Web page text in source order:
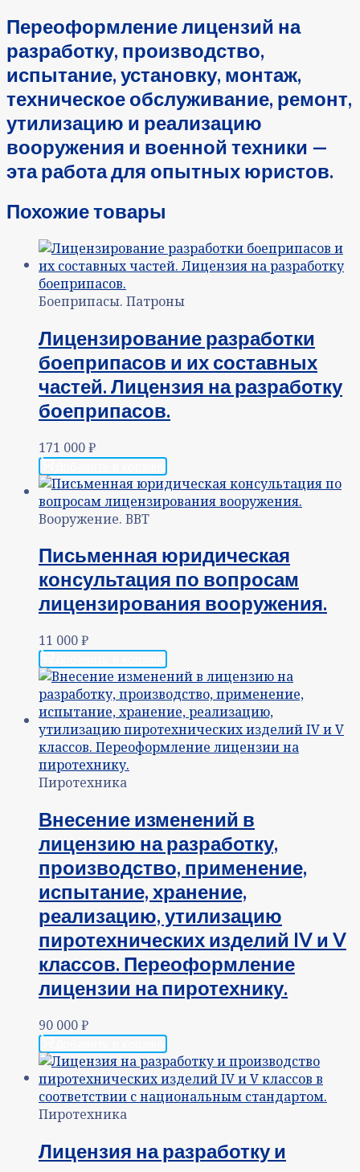
Переоформление лицензий на
разработку, производство,
испытание, установку, монтаж,
техническое обслуживание, ремонт,
утилизацию и реализацию
вооружения и военной техники —
эта работа для опытных юристов.
Похожие товары
Боеприпасы. Патроны
Лицензирование разработки
боеприпасов и их составных
частей. Лицензия на разработку
боеприпасов.
171 000₽
Вооружение. ВВТ
Письменная юридическая
консультация по вопросам
лицензирования вооружения.
11 000₽
Пиротехника
Внесение изменений в
лицензию на разработку,
производство, применение,
испытание, хранение,
реализацию, утилизацию
пиротехнических изделий IV и V
классов. Переоформление
лицензии на пиротехнику.
90 000₽
Пиротехника
Лицензия на разработку и